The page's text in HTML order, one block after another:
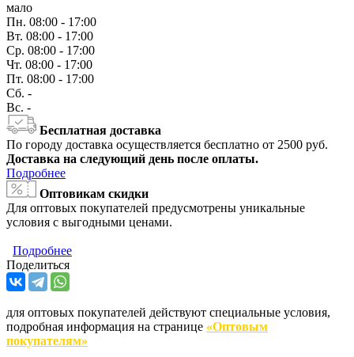
мало
Пн. 08:00 - 17:00
Вт. 08:00 - 17:00
Ср. 08:00 - 17:00
Чт. 08:00 - 17:00
Пт. 08:00 - 17:00
Сб. -
Вс. -
Бесплатная доставка
По городу доставка осуществляется бесплатно от 2500 руб.
Доставка на следующий день после оплаты.
Подробнее
Оптовикам скидки
Для оптовых покупателей предусмотрены уникальные
условия с выгодными ценами.
Подробнее
Поделиться
для оптовых покупателей действуют специальные условия,
подробная информация на странице «Оптовым
покупателям»